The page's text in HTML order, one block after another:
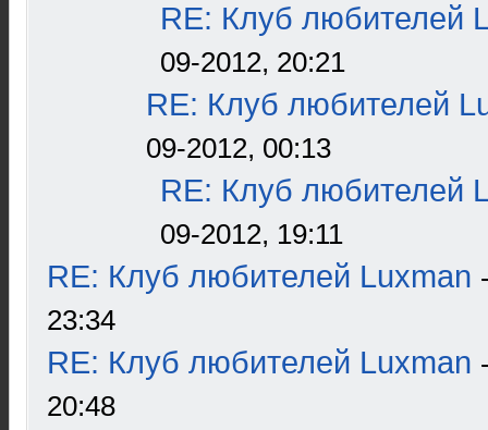
RE: Клуб любителей
09-2012, 20:21
RE: Клуб любителей
09-2012, 00:13
RE: Клуб любителей
09-2012, 19:11
RE: Клуб любителей Luxman
23:34
RE: Клуб любителей Luxman
20:48